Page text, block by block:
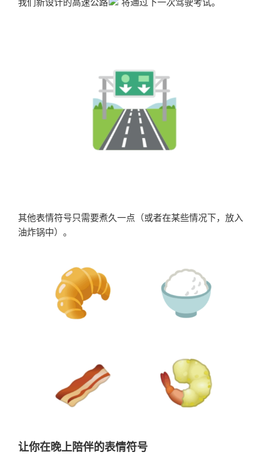
其他表情符号只需要煮久一点（或者在某些情况下，放入
油炸锅中）。
让你在晚上陪伴的表情符号